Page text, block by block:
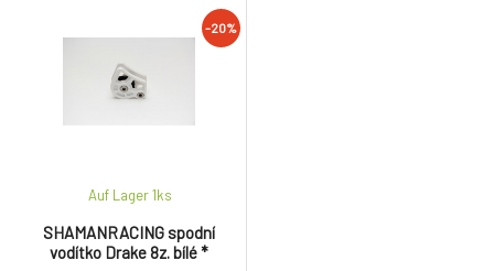
-20%
SHAMANRACING spodní
vodítko Drake 8z. bílé *
Auf Lager 1ks